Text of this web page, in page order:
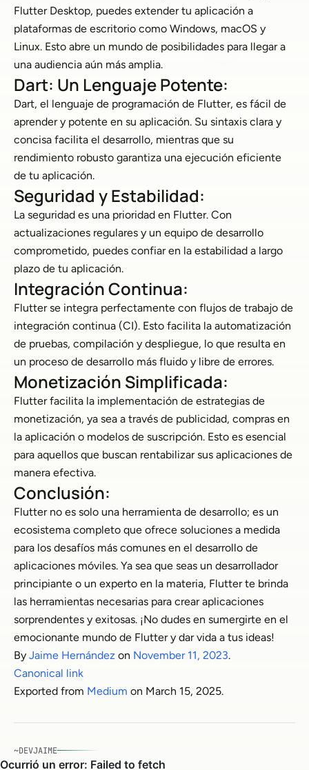
Flutter Desktop, puedes extender tu aplicación a
plataformas de escritorio como Windows, macOS y
Linux. Esto abre un mundo de posibilidades para llegar a
una audiencia aún más amplia.
Dart: Un Lenguaje Potente:
Dart, el lenguaje de programación de Flutter, es fácil de
aprender y potente en su aplicación. Su sintaxis clara y
concisa facilita el desarrollo, mientras que su
rendimiento robusto garantiza una ejecución eficiente
de tu aplicación.
Seguridad y Estabilidad:
La seguridad es una prioridad en Flutter. Con
actualizaciones regulares y un equipo de desarrollo
comprometido, puedes confiar en la estabilidad a largo
plazo de tu aplicación.
Integración Continua:
Flutter se integra perfectamente con flujos de trabajo de
integración continua (CI). Esto facilita la automatización
de pruebas, compilación y despliegue, lo que resulta en
un proceso de desarrollo más fluido y libre de errores.
Monetización Simplificada:
Flutter facilita la implementación de estrategias de
monetización, ya sea a través de publicidad, compras en
la aplicación o modelos de suscripción. Esto es esencial
para aquellos que buscan rentabilizar sus aplicaciones de
manera efectiva.
Conclusión:
Flutter no es solo una herramienta de desarrollo; es un
ecosistema completo que ofrece soluciones a medida
para los desafíos más comunes en el desarrollo de
aplicaciones móviles. Ya sea que seas un desarrollador
principiante o un experto en la materia, Flutter te brinda
las herramientas necesarias para crear aplicaciones
sorprendentes y exitosas. ¡No dudes en sumergirte en el
emocionante mundo de Flutter y dar vida a tus ideas!
By Jaime Hernández on November 11, 2023.
Canonical link
Exported from Medium on March 15, 2025.
~DEVJAIME